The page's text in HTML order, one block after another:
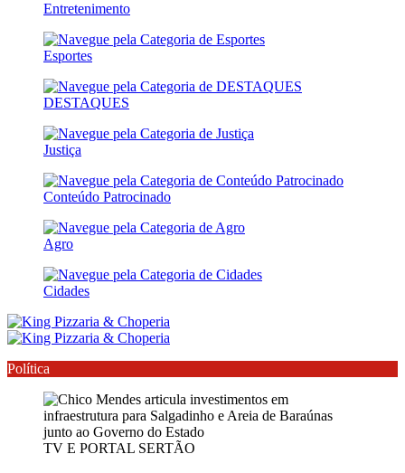
Entretenimento
Esportes
DESTAQUES
Justiça
Conteúdo Patrocinado
Agro
Cidades
Política
TV E PORTAL SERTÃO